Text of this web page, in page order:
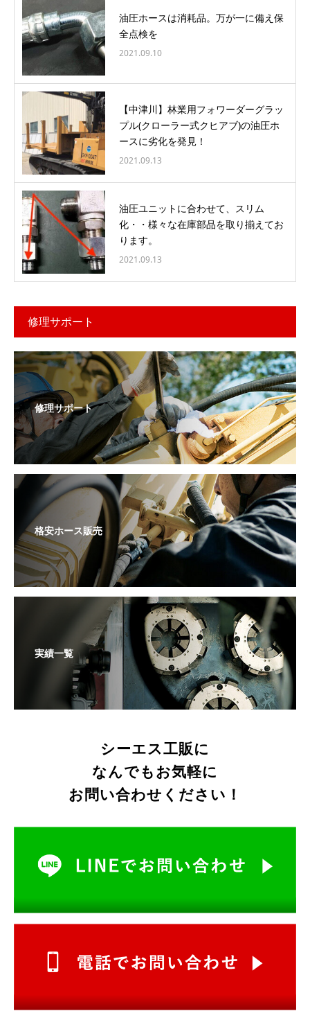
油圧ホースは消耗品。万が一に備え保
全点検を
2021.09.10
【中津川】林業用フォワーダーグラッ
プル(クローラー式クヒアブ)の油圧ホ
ースに劣化を発見！
2021.09.13
油圧ユニットに合わせて、スリム
化・・様々な在庫部品を取り揃えてお
ります。
2021.09.13
修理サポート
修理サポート
格安ホース販売
実績一覧
シーエス工販に
なんでもお気軽に
お問い合わせください！